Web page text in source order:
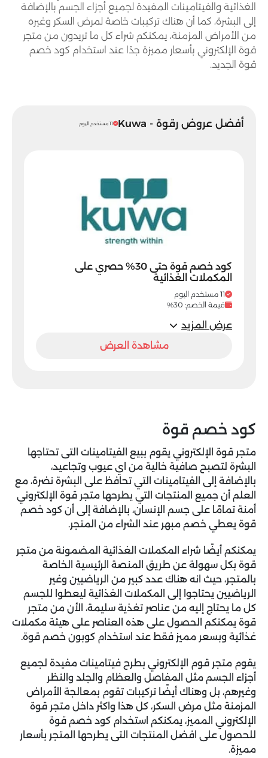
الغذائية والفيتامينات المفيدة لجميع أجزاء الجسم بالإضافة
إلى البشرة، كما أن هناك تركيبات خاصة لمرض السكر وغيره
من الأمراض المزمنة، يمكنكم شراء كل ما تريدون من متجر
قوة الإلكتروني بأسعار مميزة جدًا عند استخدام كود خصم
قوة الجديد.
أفضل عروض رقوة - Kuwa 11 مستخدم اليوم
كود خصم قوة حتى 30% حصري على
المكملات الغذائية
11 مستخدم اليوم
قيمة الخصم: 30%
عرض المزيد
مشاهدة العرض
كود خصم قوة
متجر قوة الإلكتروني يقوم ببيع الفيتامينات التى تحتاجها
البشرة لتصبح صافية خالية من اي عيوب وتجاعيد،
بالإضافة إلى الفيتامينات التي تحافظ على البشرة نضرة، مع
العلم أن جميع المنتجات التي يطرحها متجر قوة الإلكتروني
أمنة تمامًا على جسم الإنسان، بالإضافة إلى أن كود خصم
قوة يعطي خصم مبهر عند الشراء من المتجر.
يمكنكم أيضًا شراء المكملات الغذائية المضمونة من متجر
قوة بكل سهولة عن طريق المنصة الرئيسية الخاصة
بالمتجر، حيث انه هناك عدد كبير من الرياضيين وغير
الرياضيين يحتاجوا إلى المكملات الغذائية ليعطوا للجسم
كل ما يحتاج إليه من عناصر تغذية سليمة، الأن من متجر
قوة يمكنكم الحصول على هذه العناصر على هيئة مكملات
غذائية وبسعر مميز فقط عند استخدام كوبون خصم قوة.
يقوم متجر قوم الإلكتروني بطرح فيتامينات مفيدة لجميع
أجزاء الجسم مثل المفاصل والعظام والجلد والنظر
وغيرهم، بل وهناك أيضًا تركيبات تقوم بمعالجة الأمراض
المزمنة مثل مرض السكر، كل هذا واكثر داخل متجر قوة
الإلكتروني المميز، يمكنكم استخدام كود خصم قوة
للحصول على افضل المنتجات التى يطرحها المتجر بأسعار
مميزة.